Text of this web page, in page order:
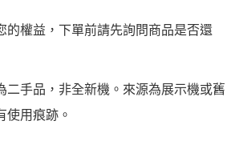
的權益，下單前請先詢問商品是否還
二手品，非全新機。來源為展示機或舊
使用痕跡。